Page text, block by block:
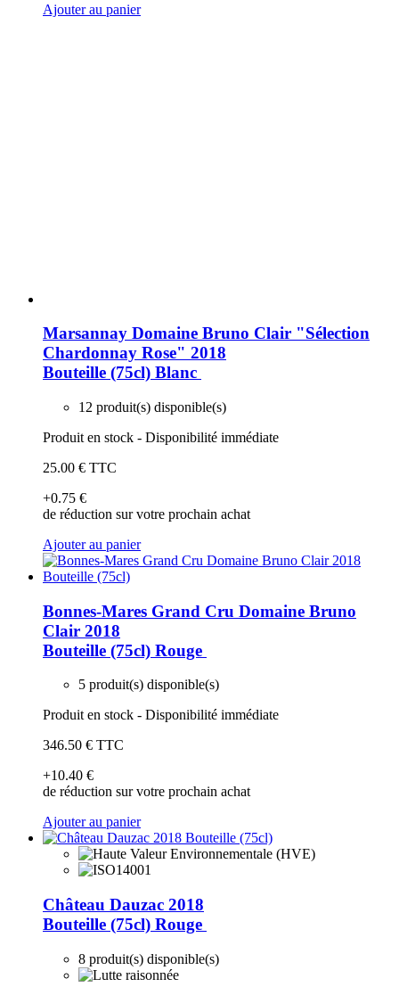
Ajouter au panier
Marsannay Domaine Bruno Clair "Sélection
Chardonnay Rose" 2018
Bouteille (75cl) Blanc
12 produit(s) disponible(s)
Produit en stock - Disponibilité immédiate
25.00 € TTC
+0.75 €
de réduction sur votre prochain achat
Ajouter au panier
Bonnes-Mares Grand Cru Domaine Bruno
Clair 2018
Bouteille (75cl) Rouge
5 produit(s) disponible(s)
Produit en stock - Disponibilité immédiate
346.50 € TTC
+10.40 €
de réduction sur votre prochain achat
Ajouter au panier
Château Dauzac 2018
Bouteille (75cl) Rouge
8 produit(s) disponible(s)